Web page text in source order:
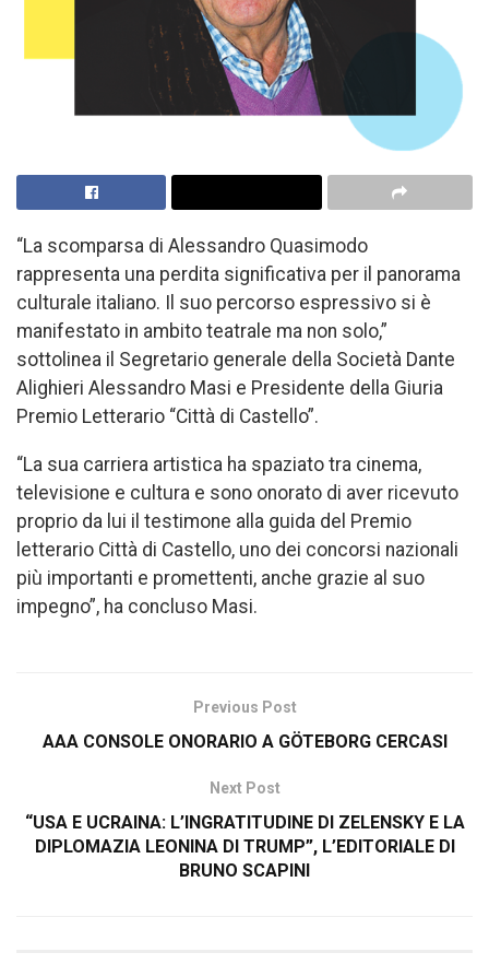
“La scomparsa di Alessandro Quasimodo
rappresenta una perdita significativa per il panorama
culturale italiano. Il suo percorso espressivo si è
manifestato in ambito teatrale ma non solo,”
sottolinea il Segretario generale della Società Dante
Alighieri Alessandro Masi e Presidente della Giuria
Premio Letterario “Città di Castello”.
“La sua carriera artistica ha spaziato tra cinema,
televisione e cultura e sono onorato di aver ricevuto
proprio da lui il testimone alla guida del Premio
letterario Città di Castello, uno dei concorsi nazionali
più importanti e promettenti, anche grazie al suo
impegno”, ha concluso Masi.
Previous Post
AAA CONSOLE ONORARIO A GÖTEBORG CERCASI
Next Post
“USA E UCRAINA: L’INGRATITUDINE DI ZELENSKY E LA
DIPLOMAZIA LEONINA DI TRUMP”, L’EDITORIALE DI
BRUNO SCAPINI